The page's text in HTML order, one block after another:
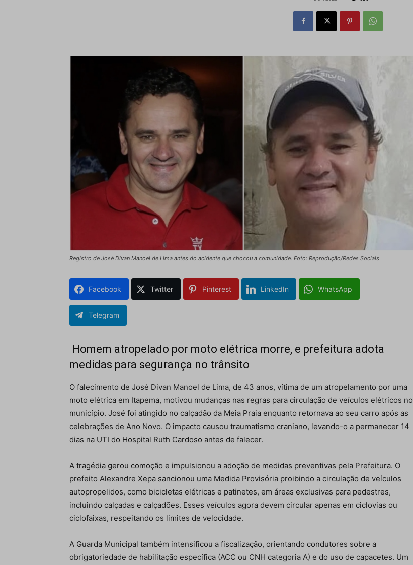
Registro de José Divan Manoel de Lima antes do acidente que chocou a comunidade. Foto: Reprodução/Redes Sociais
Facebook Twitter Pinterest LinkedIn WhatsApp
Telegram
Homem atropelado por moto elétrica morre, e prefeitura adota
medidas para segurança no trânsito
O falecimento de José Divan Manoel de Lima, de 43 anos, vítima de um atropelamento por uma
moto elétrica em Itapema, motivou mudanças nas regras para circulação de veículos elétricos no
município. José foi atingido no calçadão da Meia Praia enquanto retornava ao seu carro após as
celebrações de Ano Novo. O impacto causou traumatismo craniano, levando-o a permanecer 14
dias na UTI do Hospital Ruth Cardoso antes de falecer.
A tragédia gerou comoção e impulsionou a adoção de medidas preventivas pela Prefeitura. O
prefeito Alexandre Xepa sancionou uma Medida Provisória proibindo a circulação de veículos
autopropelidos, como bicicletas elétricas e patinetes, em áreas exclusivas para pedestres,
incluindo calçadas e calçadões. Esses veículos agora devem circular apenas em ciclovias ou
ciclofaixas, respeitando os limites de velocidade.
A Guarda Municipal também intensificou a fiscalização, orientando condutores sobre a
obrigatoriedade de habilitação específica (ACC ou CNH categoria A) e do uso de capacetes. Um